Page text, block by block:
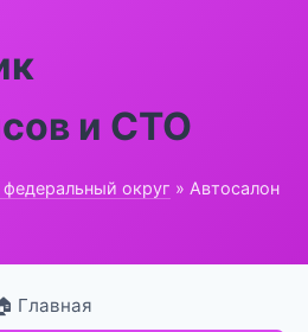
и СТО
округ » Автосалон
Главная